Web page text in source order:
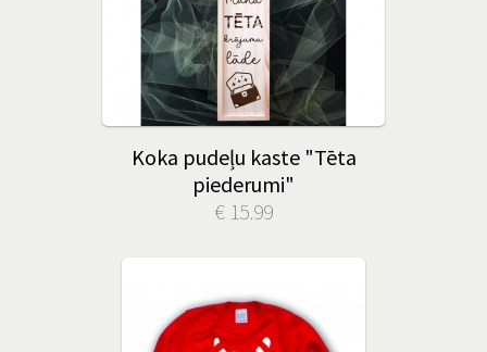
Koka pudeļu kaste "Tēta
piederumi"
€ 15.99